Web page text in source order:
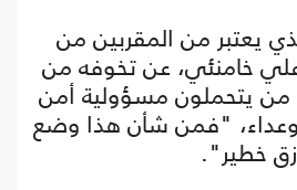
يعتبر من المقربين من
خامنئي، عن تخوفه من
من يتحملون مسؤولية أمن
وعداء، "فمن شأن هذا وضع
خطير".